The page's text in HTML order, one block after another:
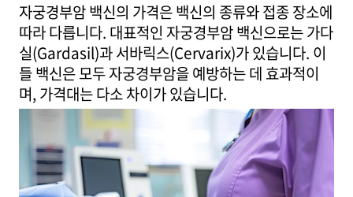
자궁경부암 백신의 가격은 백신의 종류와 접종 장소에
따라 다릅니다. 대표적인 자궁경부암 백신으로는 가다
실(Gardasil)과 서바릭스(Cervarix)가 있습니다. 이
들 백신은 모두 자궁경부암을 예방하는 데 효과적이
며, 가격대는 다소 차이가 있습니다.